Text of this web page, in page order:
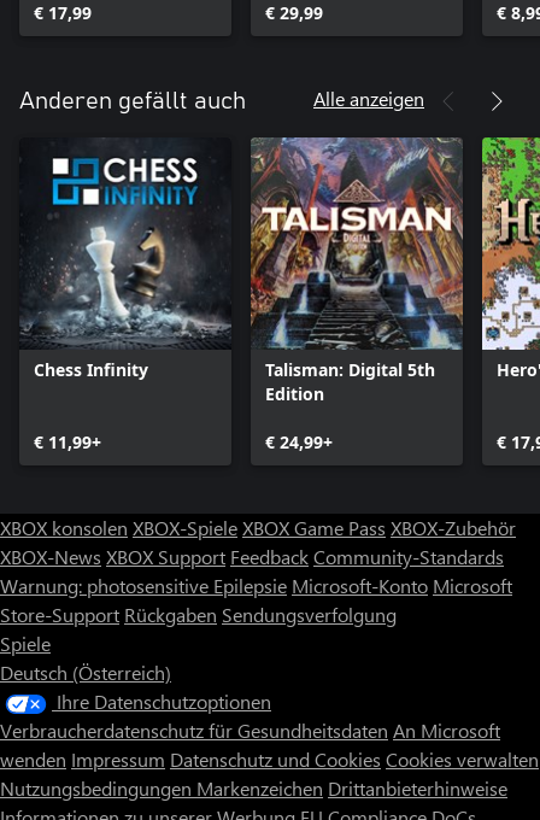
€ 17,99
€ 29,99
€
Anderen gefällt auch Alle anzeigen
Chess Infinity
€ 11,99+
Talisman: Digital 5th
Edition
€ 24,99+ €
XBOX konsolen XBOX-SpieleXBOX Game Pass XBOX-Zubehör
XBOX-News XBOX Support FeedbackCommunity-Standards
Warnung: photosensitive Epilepsie Microsoft-Konto Microsoft
Store-Support Rückgaben Sendungsverfolgung
Spiele
Deutsch (Österreich)
Ihre Datenschutzoptionen
Verbraucherdatenschutz für Gesundheitsdaten An Microsoft
wenden Impressum Datenschutz und Cookies Cookies verwalten
Nutzungsbedingungen Markenzeichen Drittanbieterhinweise